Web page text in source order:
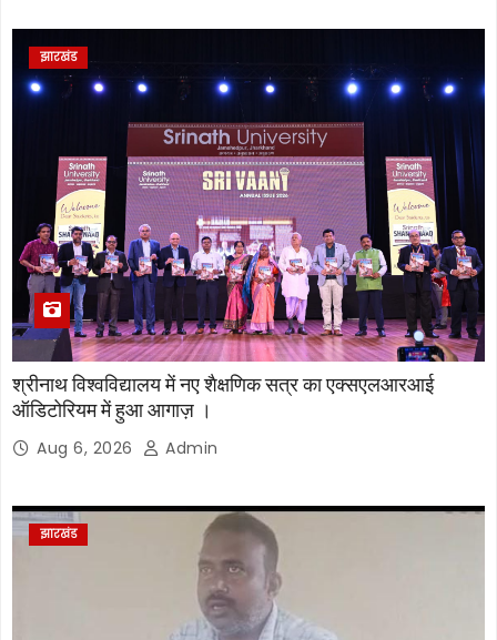
झारखंड
श्रीनाथ विश्वविद्यालय में नए शैक्षणिक सत्र का एक्सएलआरआई
ऑडिटोरियम में हुआ आगाज़ ।
Aug 6, 2026 Admin
झारखंड